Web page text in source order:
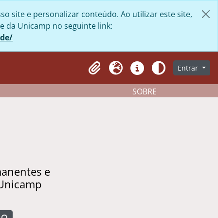
site e personalizar conteúdo. Ao utilizar este site,
da Unicamp no seguinte link:
Clipboard
Idioma AtalhosAparênciaEntrar
SOBRE
e